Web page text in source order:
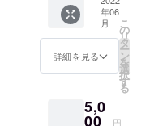
欄にて
必ずご
記入く
ださ
い。
記入が
合は
CAMPF
年06
月
詳細を見る
こ
の
リ
タ
ー
ン
を
選
択
す
る
5,0
00 円